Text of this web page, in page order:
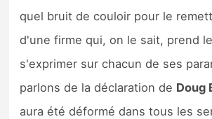
quel bruit de couloir pour le
d'une firme qui, on le sait, prend
s'exprimer sur chacun de ses
parlons de la déclaration de Doug
aura été déformé dans tous les